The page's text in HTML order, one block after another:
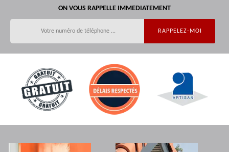
ON VOUS RAPPELLE IMMEDIATEMENT